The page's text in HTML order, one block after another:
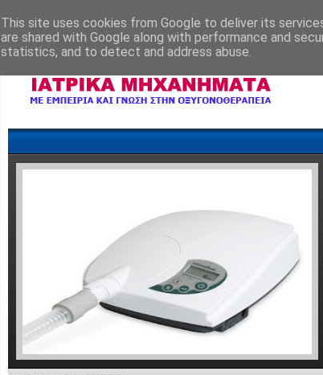
This site uses cookies from Google to deliver its
are shared with Google along with performance and
statistics, and to detect and address abuse.